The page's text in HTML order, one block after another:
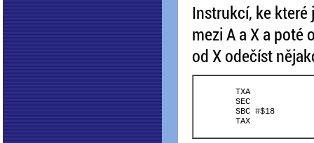
Instrukcí, ke které
mezi A a X a poté
od X odečíst
	TAX